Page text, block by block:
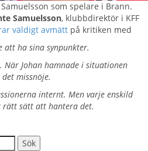
som spelare i Brann.
Samuelsson, klubbdirektör i KFF
väldigt avmätt på kritiken med
att ha sina synpunkter.
Johan hamnade i situationen
missnöje.
internt. Men varje enskild
rätt sätt att hantera det.